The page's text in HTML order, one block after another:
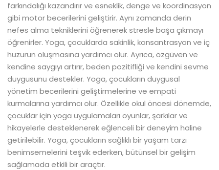
farkındalığı kazandırır ve esneklik, denge ve koordinasyon
gibi motor becerilerini geliştirir. Aynı zamanda derin
nefes alma tekniklerini öğrenerek stresle başa çıkmayı
öğrenirler. Yoga, çocuklarda sakinlik, konsantrasyon ve iç
huzurun oluşmasına yardımcı olur. Ayrıca, özgüven ve
kendine saygıyı artırır, beden pozitifliği ve kendini sevme
duygusunu destekler. Yoga, çocukların duygusal
yönetim becerilerini geliştirmelerine ve empati
kurmalarına yardımcı olur. Özellikle okul öncesi dönemde,
çocuklar için yoga uygulamaları oyunlar, şarkılar ve
hikayelerle desteklenerek eğlenceli bir deneyim haline
getirilebilir. Yoga, çocukların sağlıklı bir yaşam tarzı
benimsemelerini teşvik ederken, bütünsel bir gelişim
sağlamada etkili bir araçtır.